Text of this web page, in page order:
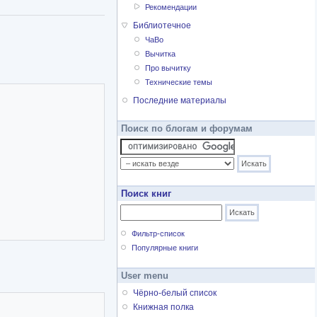
Рекомендации
Библиотечное
ЧаВо
Вычитка
Про вычитку
Технические темы
Последние материалы
Поиск по блогам и форумам
Поиск книг
Фильтр-список
Популярные книги
User menu
Чёрно-белый список
Книжная полка